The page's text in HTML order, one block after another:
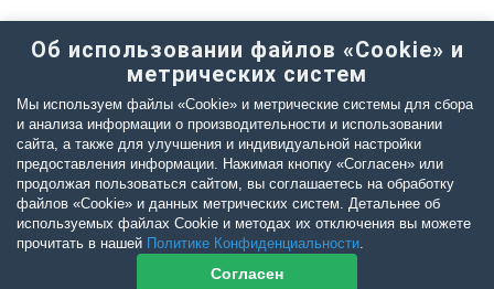
Об использовании файлов «Cookie» и
метрических систем
Мы используем файлы «Cookie» и метрические системы для сбора
и анализа информации о производительности и использовании
сайта, а также для улучшения и индивидуальной настройки
предоставления информации. Нажимая кнопку «Согласен» или
продолжая пользоваться сайтом, вы соглашаетесь на обработку
файлов «Cookie» и данных метрических систем. Детальнее об
используемых файлах Cookie и методах их отключения вы можете
прочитать в нашей Политике Конфиденциальности.
Согласен